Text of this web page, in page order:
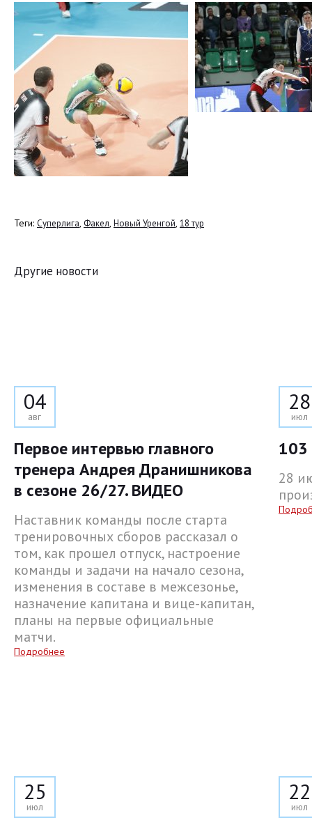
Теги: Суперлига, Факел, Новый Уренгой, 18 тур
Другие новости
04
авг
Первое интервью главного
тренера Андрея Дранишникова
в сезоне 26/27. ВИДЕО
Наставник команды после старта
тренировочных сборов рассказал о
том, как прошел отпуск, настроение
команды и задачи на начало сезона,
изменения в составе в межсезонье,
назначение капитана и вице-капитан,
планы на первые официальные
матчи.
Подробнее
28
июл
103
28
25
июл
22
июл